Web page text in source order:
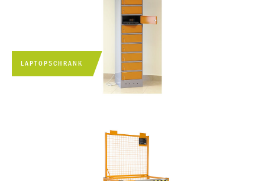
LAPTOPSCHRANK